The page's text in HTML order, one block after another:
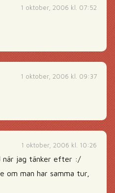
1 oktober, 2006 kl. 07:52
1 oktober, 2006 kl. 09:37
1 oktober, 2006 kl. 10:26
när jag tänker efter :/
om man har samma tur,